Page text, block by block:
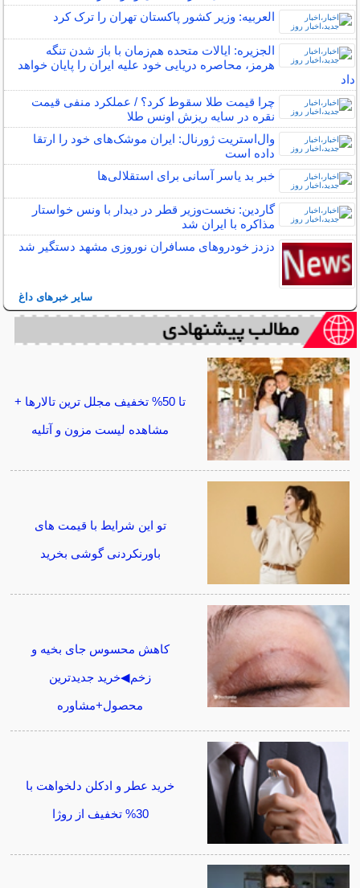
العربیه: وزیر کشور پاکستان تهران را ترک کرد
الجزیره: ایالات متحده هم‌زمان با باز شدن تنگه
هرمز، محاصره دریایی خود علیه ایران را پایان خواهد
داد
چرا قیمت طلا سقوط کرد؟ / عملکرد منفی قیمت
نقره در سایه ریزش اونس طلا
وال‌استریت ژورنال: ایران موشک‌های خود را ارتقا
داده است
خبر بد یاسر آسانی برای استقلالی‌ها
گاردین: نخست‌وزیر قطر در دیدار با ونس خواستار
مذاکره با ایران شد
دزدز خودروهای مسافران نوروزی مشهد دستگیر شد
سایر خبرهای داغ
تا 50% تخفیف مجلل ترین تالارها +
مشاهده لیست مزون و آتلیه
تو این شرایط با قیمت های
باورنکردنی گوشی بخرید
کاهش محسوس جای بخیه و
زخم◀خرید جدیدترین
محصول+مشاوره
خرید عطر و ادکلن دلخواهت با
30% تخفیف از روژا